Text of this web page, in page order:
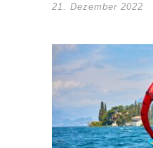
21. Dezember 2022